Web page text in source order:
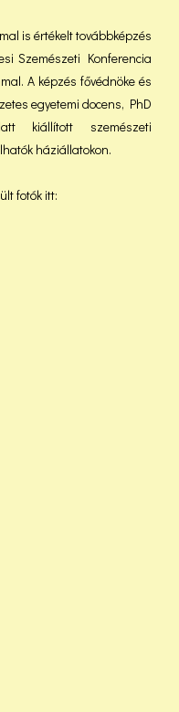
is értékelt továbbképzés
Szemészeti Konferencia
A képzés fővédnöke és
egyetemi docens, PhD
kiállított szemészeti
háziállatokon.
fotók itt: